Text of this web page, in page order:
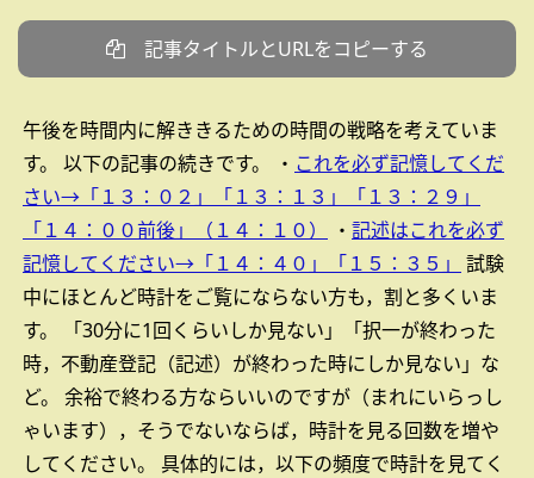
記事タイトルとURLをコピーする
午後を時間内に解ききるための時間の戦略を考えていま
す。
以下の記事の続きです。 ・ これを必ず記憶してくだ
さい→「１３：０２」「１３：１３」「１３：２９」
「１４：００前後」（１４：１０）
・ 記述はこれを必ず
記憶してください→「１４：４０」「１５：３５」
試験
中にほとんど時計をご覧にならない方も，割と多くいま
す。
「30分に1回くらいしか見ない」「択一が終わった
時，不動産登記（記述）が終わった時にしか見ない」な
ど。
余裕で終わる方ならいいのですが（まれにいらっし
ゃいます），そうでないならば，時計を見る回数を増や
してください。
具体的には，以下の頻度で時計を見てく